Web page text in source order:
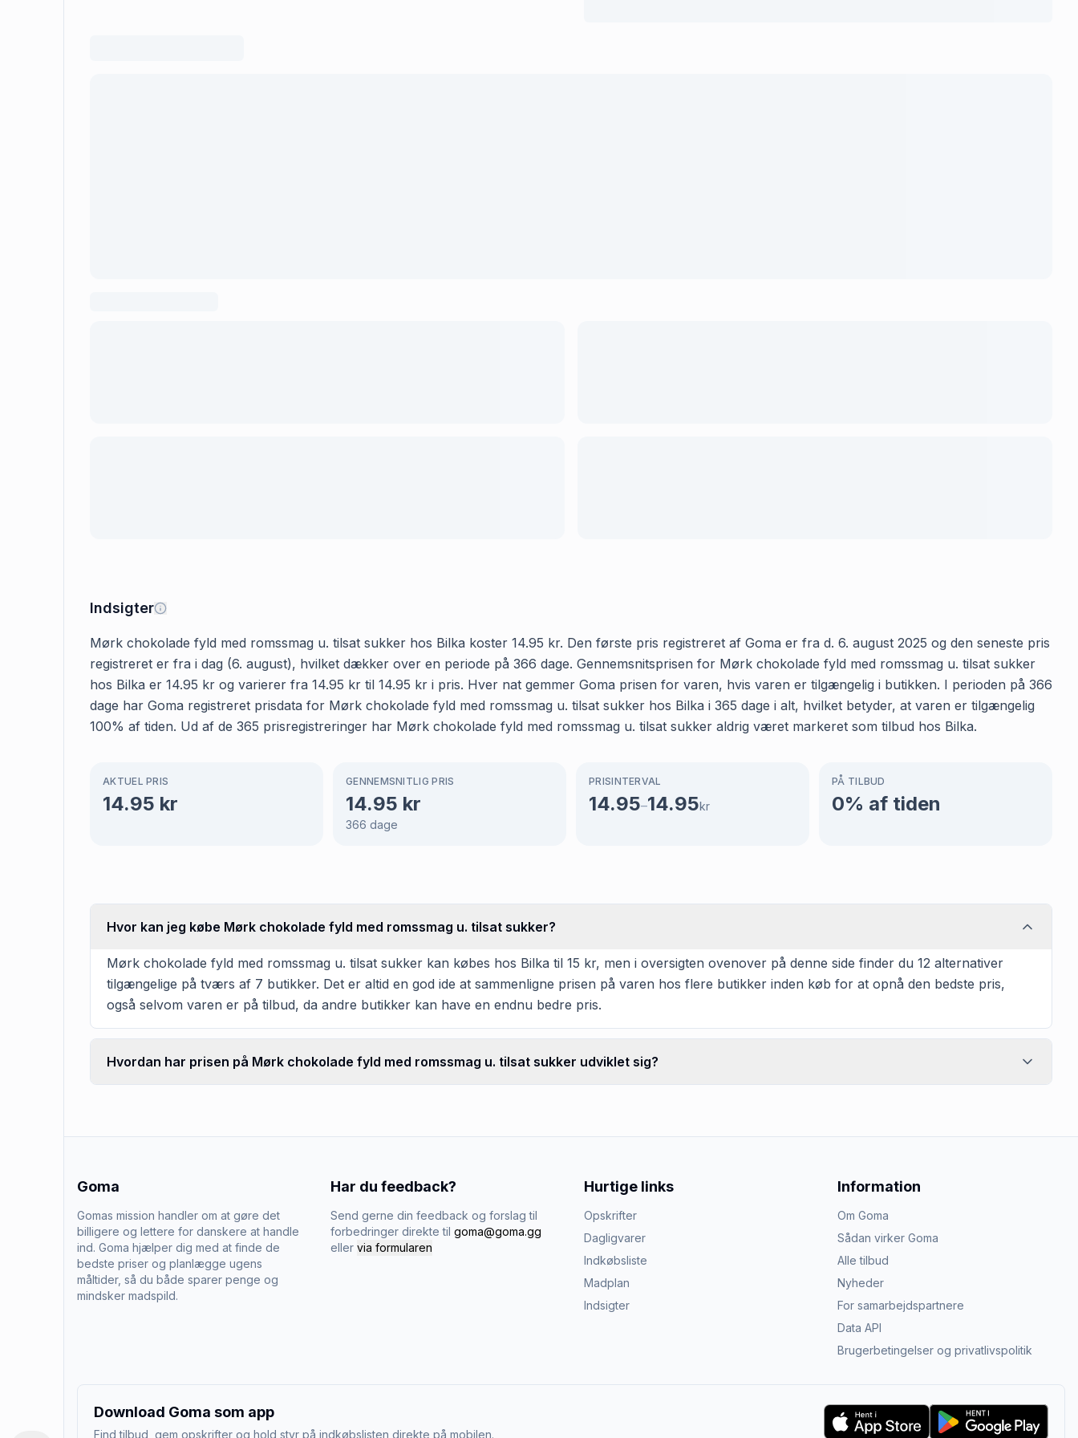
Indsigter
Mørk chokolade fyld med romssmag u. tilsat sukker hos Bilka koster 14.95 kr. Den første pris registreret af Goma er fra d. 6. august 2025 og den seneste pris
registreret er fra i dag (6. august), hvilket dækker over en periode på 366 dage. Gennemsnitsprisen for Mørk chokolade fyld med romssmag u. tilsat sukker
hos Bilka er 14.95 kr og varierer fra 14.95 kr til 14.95 kr i pris. Hver nat gemmer Goma prisen for varen, hvis varen er tilgængelig i butikken. I perioden på 366
dage har Goma registreret prisdata for Mørk chokolade fyld med romssmag u. tilsat sukker hos Bilka i 365 dage i alt, hvilket betyder, at varen er tilgængelig
100% af tiden. Ud af de 365 prisregistreringer har Mørk chokolade fyld med romssmag u. tilsat sukker aldrig været markeret som tilbud hos Bilka.
AKTUEL PRIS
14.95 kr
GENNEMSNITLIG PRIS
14.95 kr
366 dage
PRISINTERVAL
14.95–14.95kr
PÅ TILBUD
0% af tiden
Hvor kan jeg købe Mørk chokolade fyld med romssmag u. tilsat sukker?
Mørk chokolade fyld med romssmag u. tilsat sukker kan købes hos Bilka til 15 kr, men i oversigten ovenover på denne side finder du 12 alternativer
tilgængelige på tværs af 7 butikker. Det er altid en god ide at sammenligne prisen på varen hos flere butikker inden køb for at opnå den bedste pris,
også selvom varen er på tilbud, da andre butikker kan have en endnu bedre pris.
Hvordan har prisen på Mørk chokolade fyld med romssmag u. tilsat sukker udviklet sig?
Goma
Gomas mission handler om at gøre det
billigere og lettere for danskere at handle
ind. Goma hjælper dig med at finde de
bedste priser og planlægge ugens
måltider, så du både sparer penge og
mindsker madspild.
Har du feedback?
Send gerne din feedback og forslag til
forbedringer direkte til goma@goma.gg
eller via formularen
Hurtige links
Opskrifter
Dagligvarer
Indkøbsliste
Madplan
Indsigter
Information
Om Goma
Sådan virker Goma
Alle tilbud
Nyheder
For samarbejdspartnere
Data API
Brugerbetingelser og privatlivspolitik
Download Goma som app
Find tilbud, gem opskrifter og hold styr på indkøbslisten direkte på mobilen.